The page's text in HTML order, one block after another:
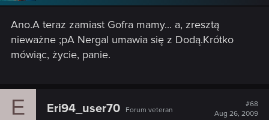
Ano.A teraz zamiast Gofra mamy... a, zresztą
nieważne ;pA Nergal umawia się z Dodą.Krótko
mówiąc, życie, panie.
E Eri94_user70 Forum veteran
#68
Aug 26, 2009